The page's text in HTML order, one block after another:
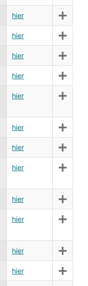
hier
hier
hier
hier
hier
hier
hier
hier
hier
hier
hier
hier